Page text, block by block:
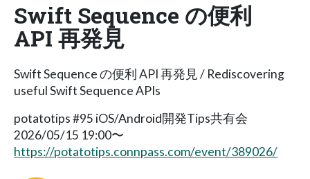
Swift Sequence の便利
API 再発見
Swift Sequence の便利 API 再発見 / Rediscovering
useful Swift Sequence APIs
potatotips #95 iOS/Android開発Tips共有会
2026/05/15 19:00〜
https://potatotips.connpass.com/event/389026/